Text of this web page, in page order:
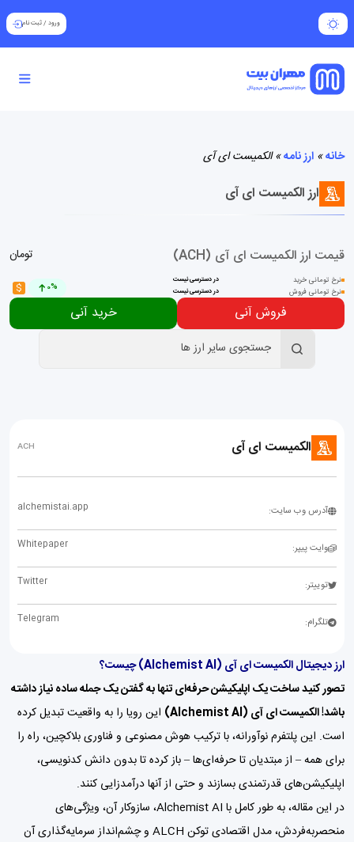
ورود /ثبت نام
خانه» ارز نامه»الکمیست ای آی
ارز الکمیست ای آی
قیمت ارز الکمیست ای آی (ACH)
نرخ تومانی خرید در دسترسی نیست
نرخ تومانی فروش در دسترسی نیست
تومان
0%
$
فروش آنی خرید آنی
الکمیست ای آی ACH
آدرس وب سایت: alchemistai.app
وایت پیپر: Whitepaper
توییتر: Twitter
تلگرام: Telegram
ارز دیجیتال الکمیست ای آی (Alchemist AI) چیست؟
تصور کنید ساخت یک اپلیکیشن حرفه‌ای تنها به گفتن یک جمله ساده نیاز داشته
باشد! الکمیست ای آی (Alchemist AI)
این رویا را به واقعیت تبدیل کرده
است. این پلتفرم نوآورانه، با ترکیب هوش مصنوعی و فناوری بلاکچین، راه را
برای همه – از مبتدیان تا حرفه‌ای‌ها – باز کرده تا بدون دانش کدنویسی،
اپلیکیشن‌های قدرتمندی بسازند و حتی از آنها درآمدزایی کنند.
در این مقاله، به طور کامل با Alchemist AI، سازوکار آن، ویژگی‌های
منحصربه‌فردش، مدل اقتصادی توکن ALCH و چشم‌انداز سرمایه‌گذاری آن